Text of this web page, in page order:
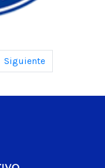
Siguiente